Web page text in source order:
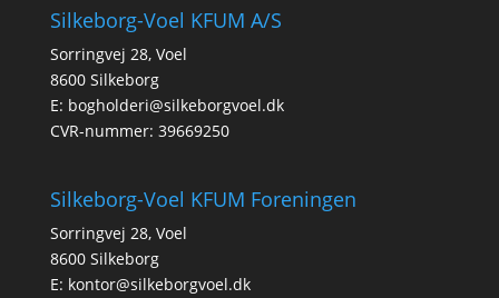
Silkeborg-Voel KFUM A/S
Sorringvej 28, Voel
8600 Silkeborg
E: bogholderi@silkeborgvoel.dk
CVR-nummer: 39669250
Silkeborg-Voel KFUM Foreningen
Sorringvej 28, Voel
8600 Silkeborg
E: kontor@silkeborgvoel.dk